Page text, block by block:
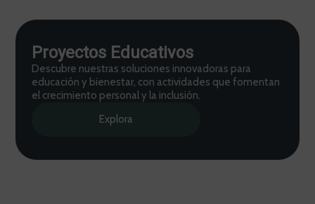
Proyectos Educativos
Descubre nuestras soluciones innovadoras para
educación y bienestar, con actividades que fomentan
el crecimiento personal y la inclusión.
Explora